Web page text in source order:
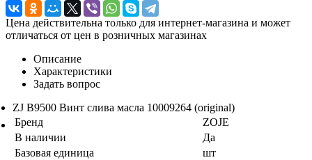
Цена действительна только для интернет-магазина и может
отличаться от цен в розничных магазинах
Описание
Характеристики
Задать вопрос
ZJ B9500 Винт слива масла 10009264 (original)
Бренд
ZOJE
В наличии
Да
Базовая единица
шт